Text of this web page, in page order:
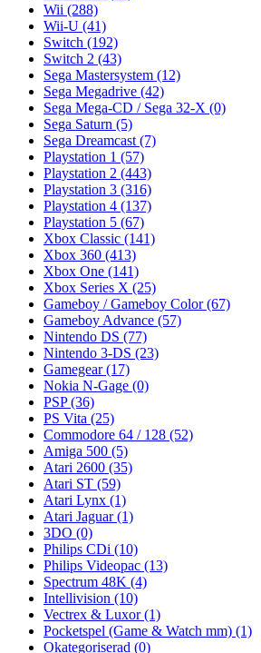
Wii (288)
Wii-U (41)
Switch (192)
Switch 2 (43)
Sega Mastersystem (12)
Sega Megadrive (42)
Sega Mega-CD / Sega 32-X (0)
Sega Saturn (5)
Sega Dreamcast (7)
Playstation 1 (57)
Playstation 2 (443)
Playstation 3 (316)
Playstation 4 (137)
Playstation 5 (67)
Xbox Classic (141)
Xbox 360 (413)
Xbox One (141)
Xbox Series X (25)
Gameboy / Gameboy Color(67)
Gameboy Advance (57)
Nintendo DS (77)
Nintendo 3-DS (23)
Gamegear(17)
Nokia N-Gage (0)
PSP(36)
PS Vita (25)
Commodore 64 / 128 (52)
Amiga 500 (5)
Atari 2600 (35)
Atari ST (59)
Atari Lynx (1)
Atari Jaguar(1)
3DO (0)
Philips CDi (10)
Philips Videopac (13)
Spectrum 48K (4)
Intellivision (10)
Vectrex & Luxor(1)
Pocketspel (Game & Watch mm) (1)
Okategoriserad (0)